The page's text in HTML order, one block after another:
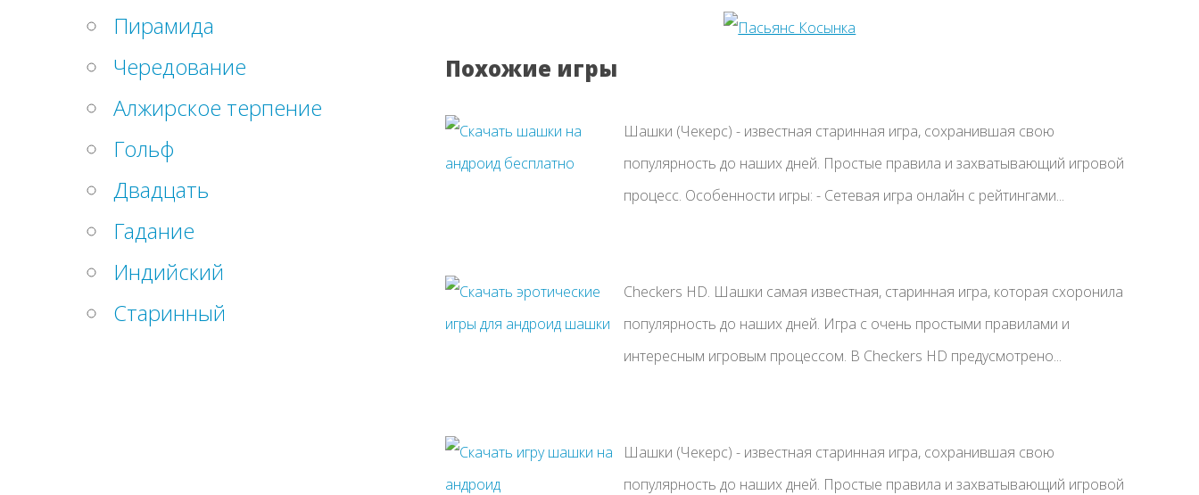
Пирамида
Чередование
Алжирское терпение
Гольф
Двадцать
Гадание
Индийский
Старинный
Похожие игры
Шашки (Чекерс) - известная старинная игра, сохранившая свою
популярность до наших дней. Простые правила и захватывающий игровой
процесс. Особенности игры: - Сетевая игра онлайн с рейтингами...
Checkers HD. Шашки самая известная, старинная игра, которая схоронила
популярность до наших дней. Игра с очень простыми правилами и
интересным игровым процессом. В Checkers HD предусмотрено...
Шашки (Чекерс) - известная старинная игра, сохранившая свою
популярность до наших дней. Простые правила и захватывающий игровой